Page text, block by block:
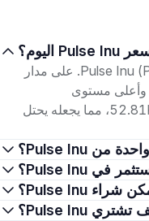
اعتبارًا من 8 أغسطس 2026، بلغ سعر التداول الحالي لـPulse Inu (PINU) $0.00000000022728. على مدار
الأربع وعشرين ساعة الماضية، تراوح السعر بين أدنى مستوى $0.000000000140373 وأعلى مستوى
$0.000000000230718، مع حجم تداول بلغ $467.45. إجمالي القيمة السوقية هو $52.81K، مما يجعله يحتل